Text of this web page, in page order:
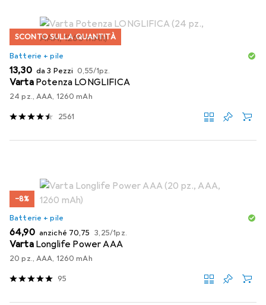
SCONTO SULLA QUANTITÀ
Batterie + pile
EUR
13,30 da 3 Pezzi EUR
0,55/1pz.
Varta Potenza LONGLIFICA
24 pz., AAA, 1260 mAh
2561
−8%
Batterie + pile
EUR
64,90 anziché EUR
70,75 EUR
3,25/1pz.
Varta Longlife Power AAA
20 pz., AAA, 1260 mAh
95